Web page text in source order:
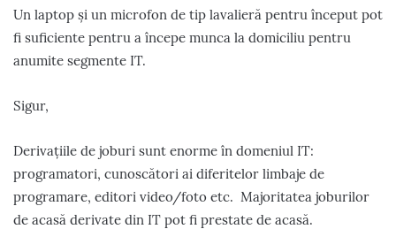
Un laptop și un microfon de tip lavalieră pentru început pot
fi suficiente pentru a începe munca la domiciliu pentru
anumite segmente IT.
Sigur,
Derivațiile de joburi sunt enorme în domeniul IT:
programatori, cunoscători ai diferitelor limbaje de
programare, editori video/foto etc. Majoritatea joburilor
de acasă derivate din IT pot fi prestate de acasă.